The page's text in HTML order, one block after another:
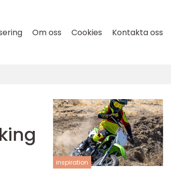
Om oss Cookies Kontakta oss
inspiration